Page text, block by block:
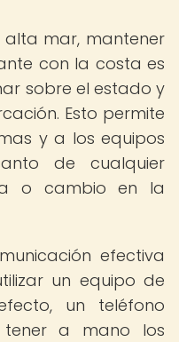
mar, mantener
con la costa es
sobre el estado y
Esto permite
y a los equipos
de cualquier
o cambio en la
efectiva
un equipo de
un teléfono
tener a mano los